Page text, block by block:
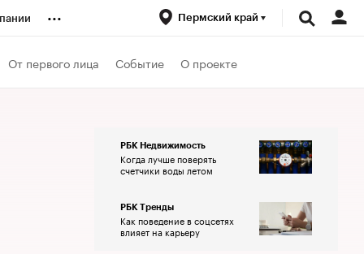
... Пермский край
От первого лица Событие О проекте
РБК Недвижимость
Когда лучше поверять
счетчики воды летом
РБК Тренды
Как поведение в соцсетях
влияет на карьеру